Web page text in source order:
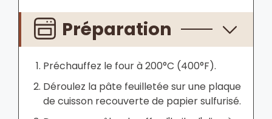
Préparation
Préchauffez le four à 200°C (400°F).
Déroulez la pâte feuilletée sur une plaque
de cuisson recouverte de papier sulfurisé.